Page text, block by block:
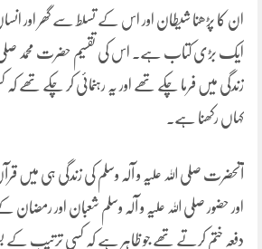
ان کا پڑھنا شیطان اور اس کے تسلط سے گھر اور
ایک بڑی کتاب ہے۔ اس کی تقسیم حضرت محمد صلی
زندگی میں فرما چکے تھے اور یہ رہنمائی کر چکے
کہاں رکھنا ہے۔
آنحضرت صلی اللہ علیہ و آلہ وسلم کی زندگی ہی میں
اور حضور صلی اللہ علیہ و آلہ وسلم شعبان اور
دفعہ ختم کرتے تھے جو ظاہر ہے کہ کسی ترتیب کے